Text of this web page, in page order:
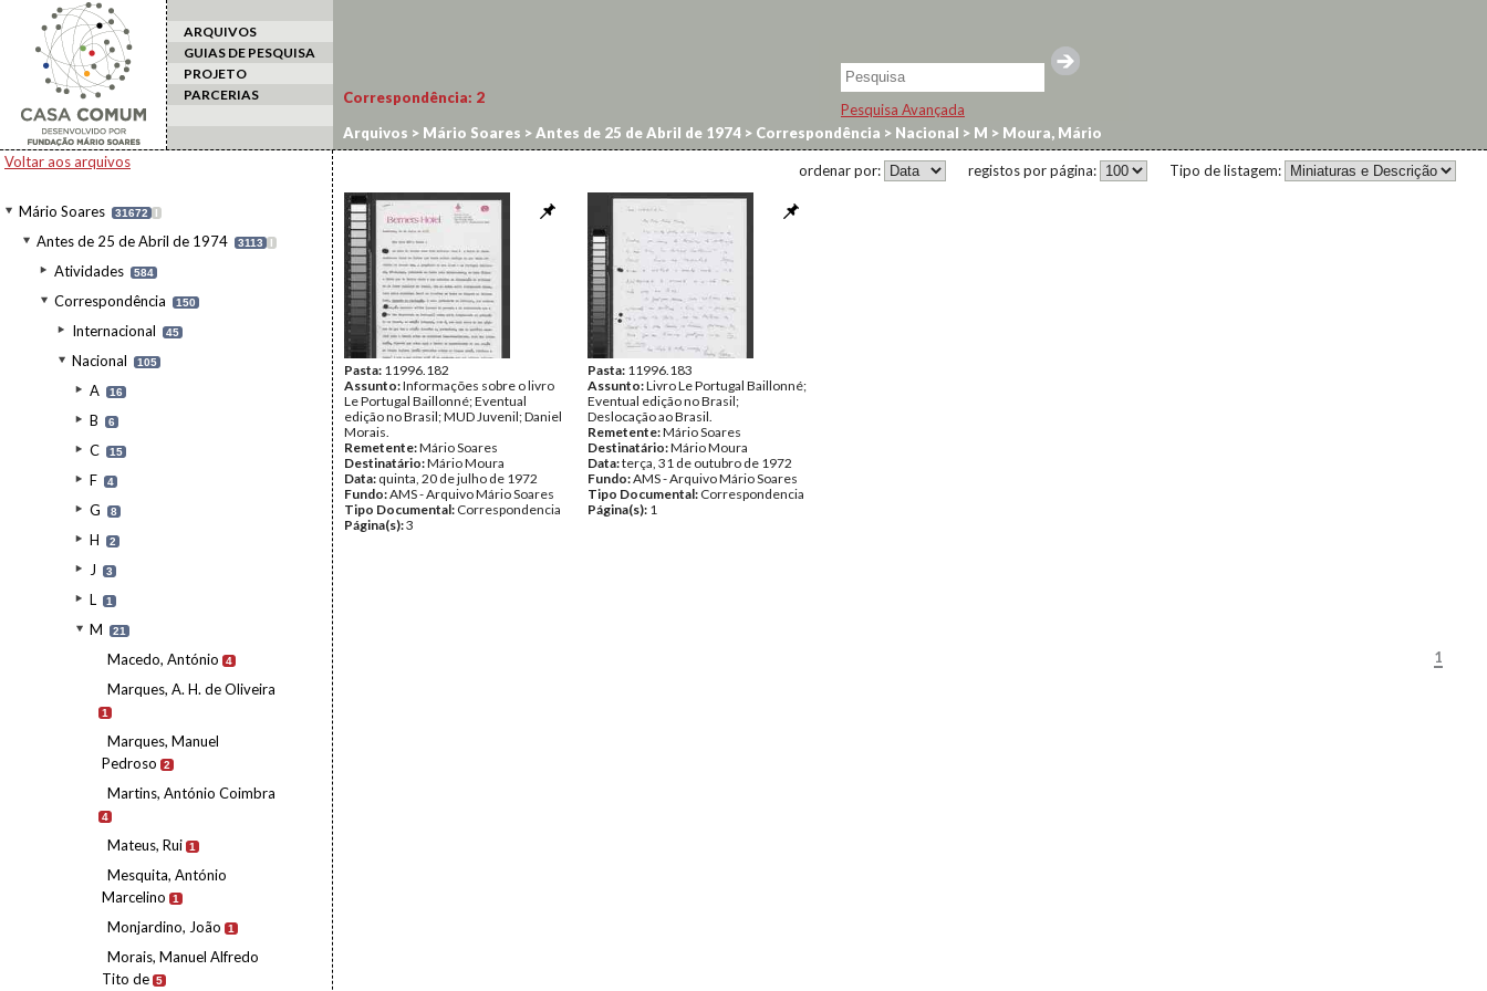
ARQUIVOS
GUIAS DE PESQUISA
PROJETO
PARCERIAS
Pesquisa Avançada
Voltar aos arquivos
Mário Soares 31672 I
Antes de 25 de Abril de 1974 3113 I
Atividades 584
Correspondência 150
Internacional 45
Nacional 105
A 16
B 6
C 15
F 4
G 8
H 2
J 3
L 1
M 21
Macedo, António 4
Marques, A. H. de Oliveira
1
Marques, Manuel
Pedroso
2
Martins, António Coimbra
4
Mateus, Rui 1
Mesquita, António
Marcelino
1
Monjardino, João 1
Morais, Manuel Alfredo
Tito de 5
Correspondência: 2
Arquivos > Mário Soares >Antes de 25 de Abril de 1974 > Correspondência > Nacional > M > Moura, Mário
Tipo de listagem:
registos por página:
ordenar por:
Pasta: 11996.182
Assunto:Informações sobre o livro
Le Portugal Baillonné; Eventual
edição no Brasil; MUD Juvenil; Daniel
Morais.
Remetente:Mário Soares
Destinatário:Mário Moura
Data: quinta, 20 de julho de 1972
Fundo:AMS - Arquivo Mário Soares
Tipo Documental: Correspondencia
Página(s):3
Pasta: 11996.183
Assunto:Livro Le Portugal Baillonné;
Eventual edição no Brasil;
Deslocação ao Brasil.
Remetente:Mário Soares
Destinatário:Mário Moura
Data:terça, 31 de outubro de 1972
Fundo:AMS - Arquivo Mário Soares
Tipo Documental: Correspondencia
Página(s): 1
1